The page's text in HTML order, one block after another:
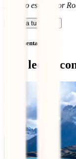
Artículo escrito por
Calcula tu seguro
Sin comentarios
Qué leer a